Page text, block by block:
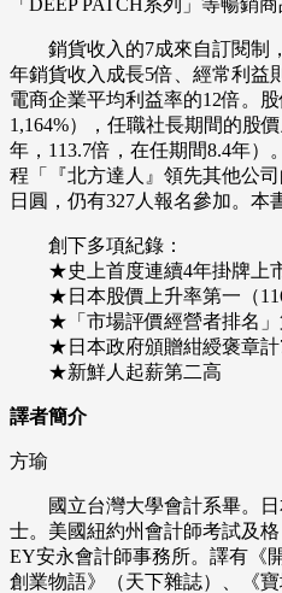
「DEEP PATCH系列」等暢銷商
銷貨收入的7成來自訂閱制
年銷貨收入成長5倍、經常利益
電商企業平均利益率的12倍。
1,164%），任職社長期間的股
年，113.7倍，在任期間8.4年
程「『北方達人』領先其他公
日圓，仍有327人報名參加。本
創下多項紀錄：
★史上首度連續4年掛牌上
★日本股價上升率第一（
★「市場評價經營者排名」
★日本政府頒贈紺綬褒章計
★新鮮人起薪第二高
譯者簡介
方瑜
國立台灣大學會計系畢。日
士。美國紐約州會計師考試及
EY安永會計師事務所。譯有《
創業物語》（天下雜誌）、《